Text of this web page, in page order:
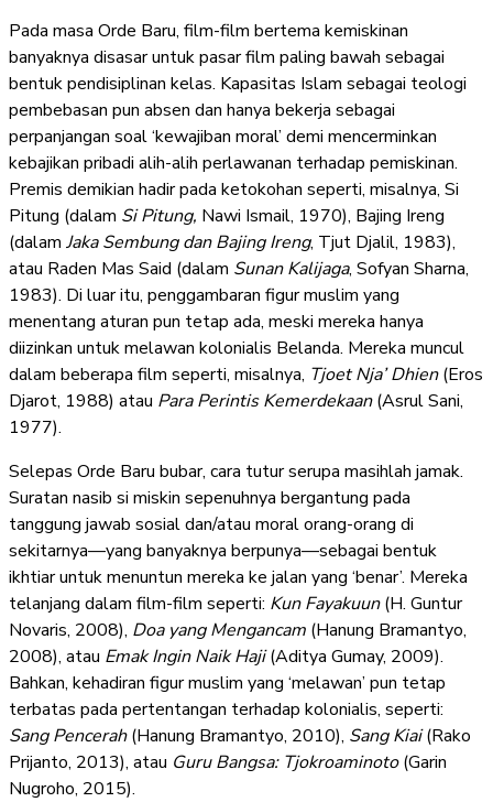
Pada masa Orde Baru, film-film bertema kemiskinan
banyaknya disasar untuk pasar film paling bawah sebagai
bentuk pendisiplinan kelas. Kapasitas Islam sebagai teologi
pembebasan pun absen dan hanya bekerja sebagai
perpanjangan soal ‘kewajiban moral’ demi mencerminkan
kebajikan pribadi alih-alih perlawanan terhadap pemiskinan.
Premis demikian hadir pada ketokohan seperti, misalnya, Si
Pitung (dalam Si Pitung, Nawi Ismail, 1970), Bajing Ireng
(dalam Jaka Sembung dan Bajing Ireng, Tjut Djalil, 1983),
atau Raden Mas Said (dalam Sunan Kalijaga, Sofyan Sharna,
1983). Di luar itu, penggambaran figur muslim yang
menentang aturan pun tetap ada, meski mereka hanya
diizinkan untuk melawan kolonialis Belanda. Mereka muncul
dalam beberapa film seperti, misalnya, Tjoet Nja’ Dhien(Eros
Djarot, 1988) atau Para Perintis Kemerdekaan(Asrul Sani,
1977).
Selepas Orde Baru bubar, cara tutur serupa masihlah jamak.
Suratan nasib si miskin sepenuhnya bergantung pada
tanggung jawab sosial dan/atau moral orang-orang di
sekitarnya—yang banyaknya berpunya—sebagai bentuk
ikhtiar untuk menuntun mereka ke jalan yang ‘benar’. Mereka
telanjang dalam film-film seperti: Kun Fayakuun(H. Guntur
Novaris, 2008), Doa yang Mengancam (Hanung Bramantyo,
2008), atau Emak Ingin Naik Haji(Aditya Gumay, 2009).
Bahkan, kehadiran figur muslim yang ‘melawan’ pun tetap
terbatas pada pertentangan terhadap kolonialis, seperti:
Sang Pencerah(Hanung Bramantyo, 2010), Sang Kiai(Rako
Prijanto, 2013), atau Guru Bangsa: Tjokroaminoto(Garin
Nugroho, 2015).